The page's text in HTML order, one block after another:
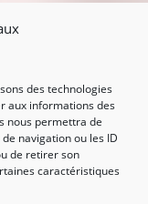
des technologies
aux informations des
nous permettra de
navigation ou les ID
de retirer son
caractéristiques